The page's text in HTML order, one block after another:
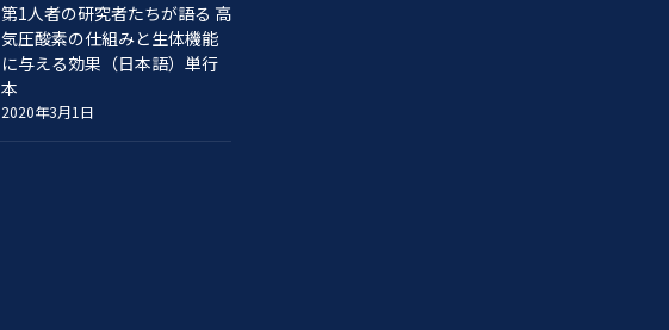
第1人者の研究者たちが語る 高
気圧酸素の仕組みと生体機能
に与える効果（日本語）単行
本
2020年3月1日